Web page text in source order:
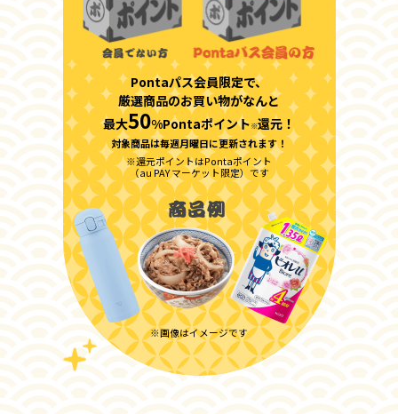
Pontaパス会員限定で、
厳選商品のお買い物がなんと
最大50%Pontaポイント※還元！
対象商品は毎週月曜日に更新されます！
※還元ポイントはPontaポイント
（au PAY マーケット限定）です
※画像はイメージです